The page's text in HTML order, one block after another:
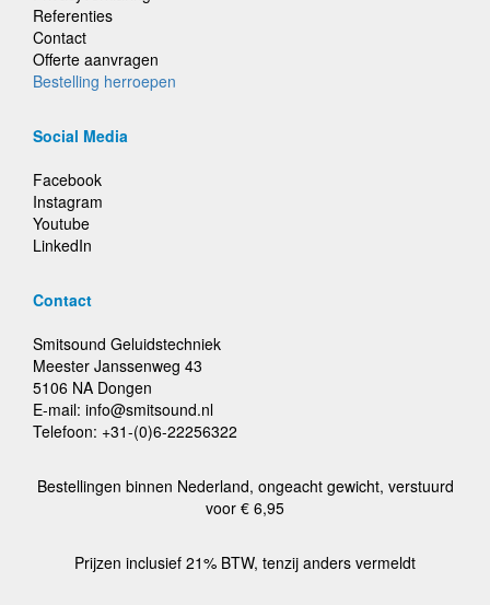
Referenties
Contact
Offerte aanvragen
Bestelling herroepen
Social Media
Facebook
Instagram
Youtube
LinkedIn
Contact
Smitsound Geluidstechniek
Meester Janssenweg 43
5106 NA Dongen
E-mail: info@smitsound.nl
Telefoon: +31-(0)6-22256322
Bestellingen binnen Nederland, ongeacht gewicht, verstuurd
voor € 6,95
Prijzen inclusief 21% BTW, tenzij anders vermeldt